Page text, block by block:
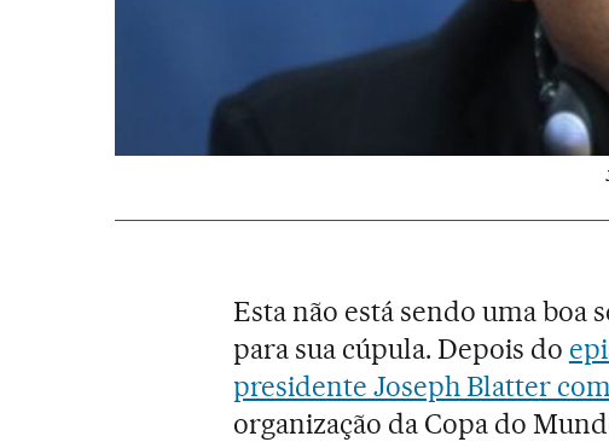
Esta não está sendo uma boa
para sua cúpula. Depois do
presidente Joseph Blatter
organização da Copa do